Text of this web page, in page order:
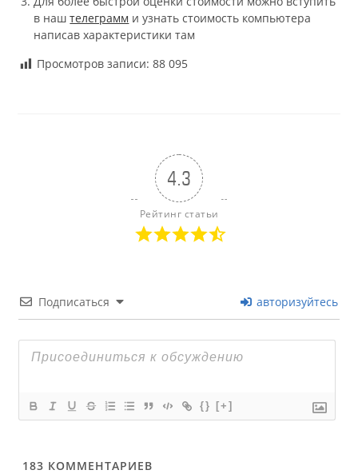
в наштелеграмм и узнать стоимость компьютера
написав характеристики там
Просмотров записи: 88 095
4.3
Рейтинг статьи
Подписаться авторизуйтесь
{} [+]
183 КОММЕНТАРИЕВ